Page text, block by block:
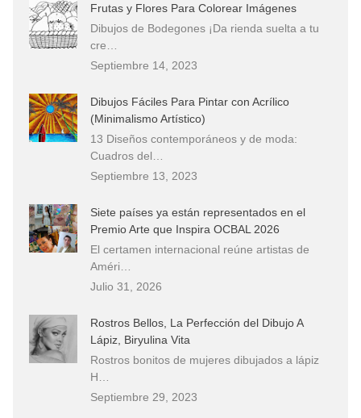
Frutas y Flores Para Colorear Imágenes
Dibujos de Bodegones ¡Da rienda suelta a tu
cre…
Septiembre 14, 2023
Dibujos Fáciles Para Pintar con Acrílico
(Minimalismo Artístico)
13 Diseños contemporáneos y de moda:
Cuadros del…
Septiembre 13, 2023
Siete países ya están representados en el
Premio Arte que Inspira OCBAL 2026
El certamen internacional reúne artistas de
Améri…
Julio 31, 2026
Rostros Bellos, La Perfección del Dibujo A
Lápiz, Biryulina Vita
Rostros bonitos de mujeres dibujados a lápiz
H…
Septiembre 29, 2023